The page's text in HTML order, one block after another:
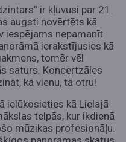
ir kļuvusi par 21.
augsti novērtēts kā
iespējams nepamanīt
ierakstījusies kā
tomēr vēl
saturs. Koncertzāles
kā vienu, tā otru!
ielūkosieties kā Lielajā
telpās, kur ikdienā
mūzikas profesionāļu.